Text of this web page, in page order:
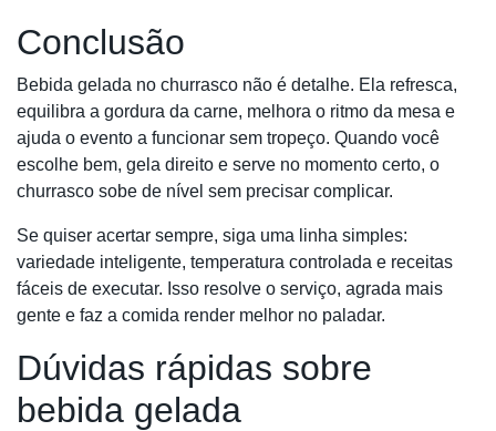
Conclusão
Bebida gelada no churrasco não é detalhe. Ela refresca,
equilibra a gordura da carne, melhora o ritmo da mesa e
ajuda o evento a funcionar sem tropeço. Quando você
escolhe bem, gela direito e serve no momento certo, o
churrasco sobe de nível sem precisar complicar.
Se quiser acertar sempre, siga uma linha simples:
variedade inteligente, temperatura controlada e receitas
fáceis de executar. Isso resolve o serviço, agrada mais
gente e faz a comida render melhor no paladar.
Dúvidas rápidas sobre
bebida gelada